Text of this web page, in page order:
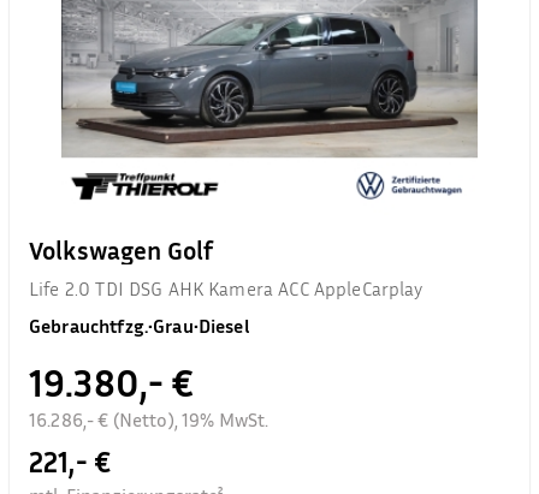
Volkswagen Golf
Life 2.0 TDI DSG AHK Kamera ACC AppleCarplay
Gebrauchtfzg.•Grau•Diesel
19.380,- €
16.286,- € (Netto), 19% MwSt.
221,- €